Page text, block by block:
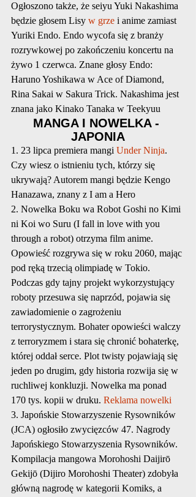
Ogłoszono także, że seiyu Yuki Nakashima
będzie głosem Lisy w grze i anime zamiast
Yuriki Endo. Endo wycofa się z branży
rozrywkowej po zakończeniu koncertu na
żywo 1 czerwca. Znane głosy Endo:
Haruno Yoshikawa w Ace of Diamond,
Rina Sakai w Sakura Trick. Nakashima jest
znana jako Kinako Tanaka w Teekyuu
MANGA I NOWELKA -
JAPONIA
1. 23 lipca premiera mangi Under Ninja.
Czy wiesz o istnieniu tych, którzy się
ukrywają? Autorem mangi będzie Kengo
Hanazawa, znany z I am a Hero
2. Nowelka Boku wa Robot Goshi no Kimi
ni Koi wo Suru (I fall in love with you
through a robot) otrzyma film anime.
Opowieść rozgrywa się w roku 2060, mając
pod ręką trzecią olimpiadę w Tokio.
Podczas gdy tajny projekt wykorzystujący
roboty przesuwa się naprzód, pojawia się
zawiadomienie o zagrożeniu
terrorystycznym. Bohater opowieści walczy
z terroryzmem i stara się chronić bohaterkę,
której oddał serce. Plot twisty pojawiają się
jeden po drugim, gdy historia rozwija się w
ruchliwej konkluzji. Nowelka ma ponad
170 tys. kopii w druku. Reklama nowelki
3. Japońskie Stowarzyszenie Rysowników
(JCA) ogłosiło zwycięzców 47. Nagrody
Japońskiego Stowarzyszenia Rysowników.
Kompilacja mangowa Morohoshi Daijirō
Gekijō (Dijiro Morohoshi Theater) zdobyła
główną nagrodę w kategorii Komiks, a